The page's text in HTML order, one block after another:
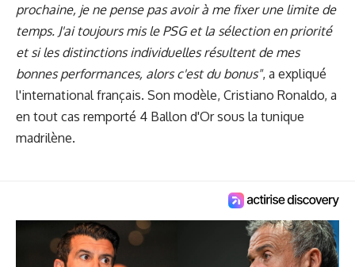
prochaine, je ne pense pas avoir à me fixer une limite de
temps. J'ai toujours mis le PSG et la sélection en priorité
et si les distinctions individuelles résultent de mes
bonnes performances, alors c'est du bonus", a expliqué
l'international français. Son modèle, Cristiano Ronaldo, a
en tout cas remporté 4 Ballon d'Or sous la tunique
madrilène.